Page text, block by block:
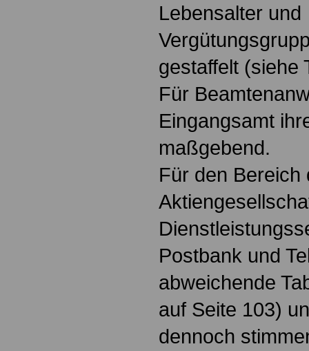
Lebensalter und
gestaffelt (siehe
Für
Eingangsamt
maßgebend.
Für den Bereich
Postbank und
abweichende
auf Seite 103)
dennoch